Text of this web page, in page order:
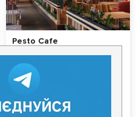
Pesto Cafe
Кухня:Європейська, Італійська
Тип: Ресторан
$$$$